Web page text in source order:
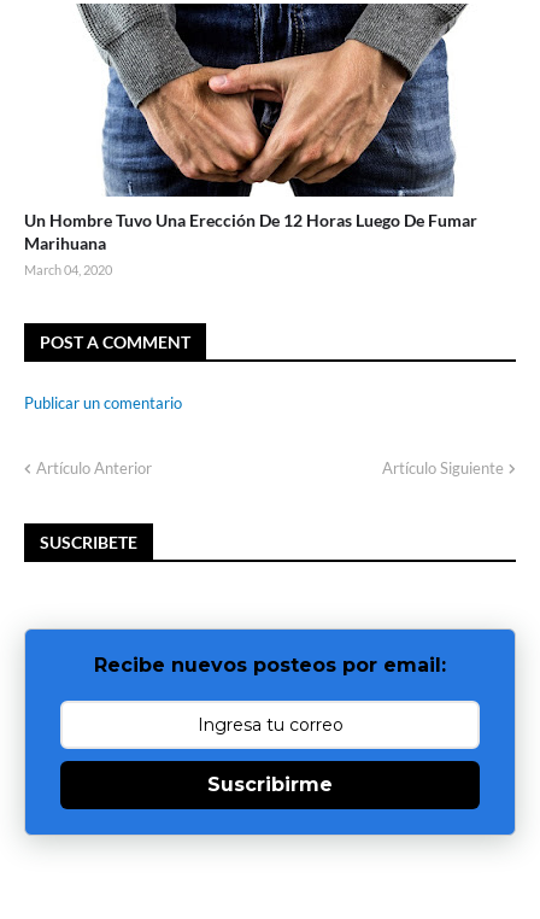
Un Hombre Tuvo Una Erección De 12 Horas Luego De Fumar
Marihuana
March 04, 2020
POST A COMMENT
Publicar un comentario
Artículo Anterior Artículo Siguiente
SUSCRIBETE
Recibe nuevos posteos por email:
Suscribirme